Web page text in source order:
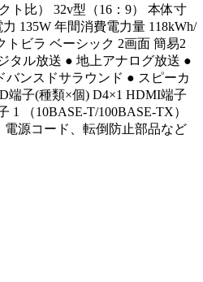
ト比） 32v型（16：9） 本体寸
135W 年間消費電力量 118kWh/
トビラ ベーシック 2画面 簡易2
タル放送 ● 地上アナログ放送 ●
ンスドサラウンド ● スピーカ
端子(種類×個) D4×1 HDMI端子
（10BASE-T/100BASE-TX）
電源コード、転倒防止部品など